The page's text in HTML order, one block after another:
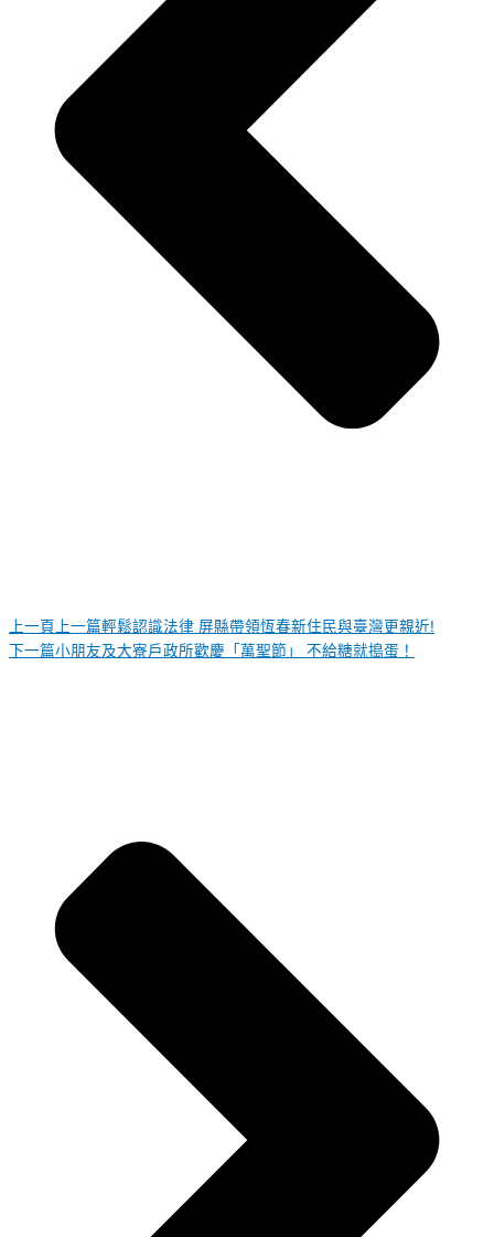
上一頁 上一篇輕鬆認識法律 屏縣帶領恆春新住民與臺灣更親近!
下一篇小朋友及大寮戶政所歡慶「萬聖節」 不給糖就搗蛋！